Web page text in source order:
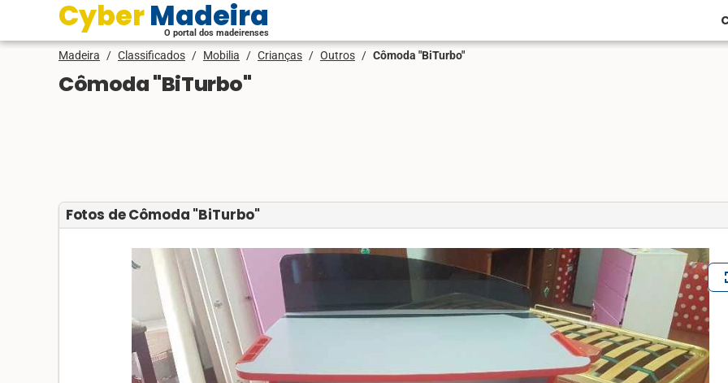
Cyber Madeira
O portal dos madeirenses
Madeira / Classificados / Mobilia / Crianças / Outros / Cômoda "BiTurbo"
Cômoda "BiTurbo"
Fotos de Cômoda "BiTurbo"